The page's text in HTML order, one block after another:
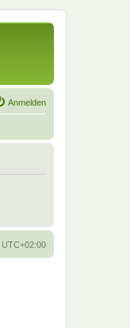
Anmelden
UTC+02:00